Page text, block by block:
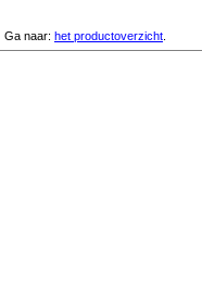
Ga naar: het productoverzicht